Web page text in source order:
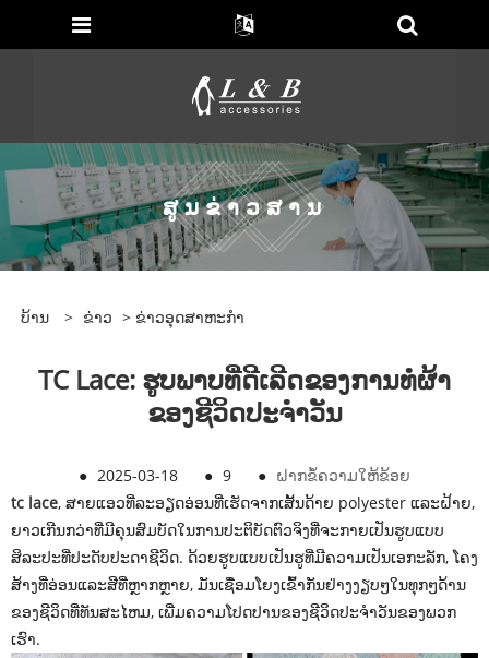
ສູນຂ່າວສານ
ບ້ານ > ຂ່າວ > ຂ່າວອຸດສາຫະກໍາ
TC Lace: ຮູບພາບທີ່ດີເລີດຂອງການທໍຜ້າ
ຂອງຊີວິດປະຈໍາວັນ
● 2025-03-18 ● 9 ● ຝາກຂໍ້ຄວາມໃຫ້ຂ້ອຍ
tc lace, ສາຍແອວທີ່ລະອຽດອ່ອນທີ່ເຮັດຈາກເສັ້ນດ້າຍ polyester ແລະຝ້າຍ,
ຍາວເກີນກວ່າທີ່ມີຄຸນສົມບັດໃນການປະຕິບັດຕົວຈິງທີ່ຈະກາຍເປັນຮູບແບບ
ສິລະປະທີ່ປະດັບປະດາຊີວິດ. ດ້ວຍຮູບແບບເປັນຮູທີ່ມີຄວາມເປັນເອກະລັກ, ໂຄງ
ສ້າງທີ່ອ່ອນແລະສີທີ່ຫຼາກຫຼາຍ, ມັນເຊື່ອມໂຍງເຂົ້າກັນຢ່າງງຽບໆໃນທຸກໆດ້ານ
ຂອງຊີວິດທີ່ທັນສະໄຫມ, ເພີ່ມຄວາມໂປດປານຂອງຊີວິດປະຈໍາວັນຂອງພວກ
ເຮົາ.